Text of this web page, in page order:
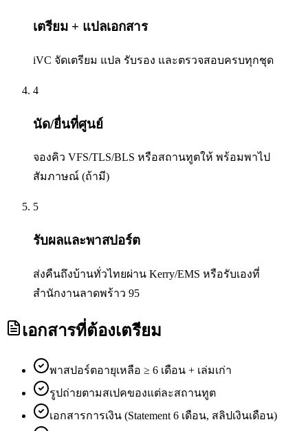
เตรียม + แปลเอกสาร
iVC จัดเตรียม แปล รับรอง และตรวจสอบครบทุกชุด
4
นัด/ยื่นที่ศูนย์
จองคิว VFS/TLS/BLS หรือสถานทูตให้ พร้อมพาไป
สัมภาษณ์ (ถ้ามี)
5
รับผลและพาสปอร์ต
ส่งคืนถึงบ้านทั่วไทยผ่าน Kerry/EMS หรือรับเองที่
สำนักงานลาดพร้าว 95
เอกสารที่ต้องเตรียม
พาสปอร์ตอายุเหลือ ≥ 6 เดือน + เล่มเก่า
รูปถ่ายตามสเปคของแต่ละสถานทูต
เอกสารการเงิน (Statement 6 เดือน, สลิปเงินเดือน)